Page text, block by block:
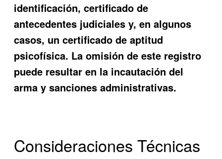
identificación, certificado de
antecedentes judiciales y, en algunos
casos, un certificado de aptitud
psicofísica. La omisión de este registro
puede resultar en la incautación del
arma y sanciones administrativas.
Consideraciones Técnicas